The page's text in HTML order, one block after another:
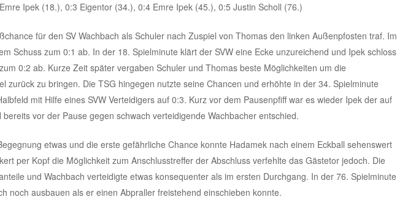
Ipek (18.), 0:3 Eigentor (34.), 0:4 Emre Ipek (45.), 0:5 Justin Scholl (76.)
für den SV Wachbach als Schuler nach Zuspiel von Thomas den linken Außenpfosten traf. Im
Schuss zum 0:1 ab. In der 18. Spielminute klärt der SVW eine Ecke unzureichend und Ipek schloss
0:2 ab. Kurze Zeit später vergaben Schuler und Thomas beste Möglichkeiten um die
zurück zu bringen. Die TSG hingegen nutzte seine Chancen und erhöhte in der 34. Spielminute
mit Hilfe eines SVW Verteidigers auf 0:3. Kurz vor dem Pausenpfiff war es wieder Ipek der auf
vor der Pause gegen schwach verteidigende Wachbacher entschied.
etwas und die erste gefährliche Chance konnte Hadamek nach einem Eckball sehenswert
per Kopf die Möglichkeit zum Anschlusstreffer der Abschluss verfehlte das Gästetor jedoch. Die
und Wachbach verteidigte etwas konsequenter als im ersten Durchgang. In der 76. Spielminute
noch ausbauen als er einen Abpraller freistehend einschieben konnte.